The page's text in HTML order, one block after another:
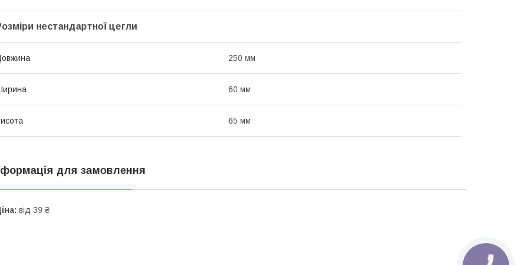
нестандартної цегли
250 мм
60 мм
65 мм
для замовлення
від 39 ₴